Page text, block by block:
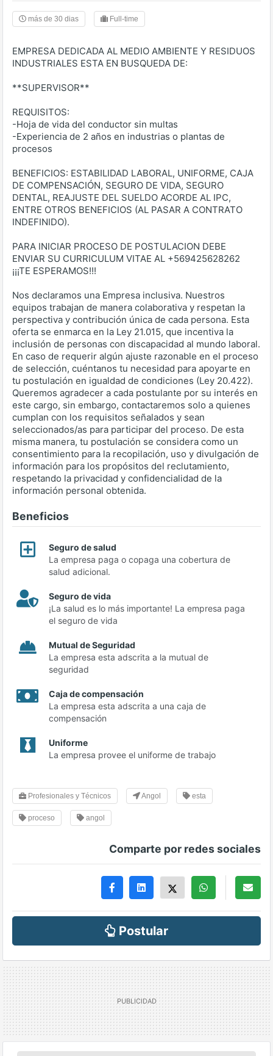
más de 30 dias Full-time
EMPRESA DEDICADA AL MEDIO AMBIENTE Y RESIDUOS
INDUSTRIALES ESTA EN BUSQUEDA DE:
**SUPERVISOR**
REQUISITOS:
-Hoja de vida del conductor sin multas
-Experiencia de 2 años en industrias o plantas de
procesos
BENEFICIOS: ESTABILIDAD LABORAL, UNIFORME, CAJA
DE COMPENSACIÓN, SEGURO DE VIDA, SEGURO
DENTAL, REAJUSTE DEL SUELDO ACORDE AL IPC,
ENTRE OTROS BENEFICIOS (AL PASAR A CONTRATO
INDEFINIDO).
PARA INICIAR PROCESO DE POSTULACION DEBE
ENVIAR SU CURRICULUM VITAE AL +569425628262
¡¡¡TE ESPERAMOS!!!
Nos declaramos una Empresa inclusiva. Nuestros
equipos trabajan de manera colaborativa y respetan la
perspectiva y contribución única de cada persona. Esta
oferta se enmarca en la Ley 21.015, que incentiva la
inclusión de personas con discapacidad al mundo laboral.
En caso de requerir algún ajuste razonable en el proceso
de selección, cuéntanos tu necesidad para apoyarte en
tu postulación en igualdad de condiciones (Ley 20.422).
Queremos agradecer a cada postulante por su interés en
este cargo, sin embargo, contactaremos solo a quienes
cumplan con los requisitos señalados y sean
seleccionados/as para participar del proceso. De esta
misma manera, tu postulación se considera como un
consentimiento para la recopilación, uso y divulgación de
información para los propósitos del reclutamiento,
respetando la privacidad y confidencialidad de la
información personal obtenida.
Beneficios
Seguro de salud
La empresa paga o copaga una cobertura de
salud adicional.
Seguro de vida
¡La salud es lo más importante! La empresa paga
el seguro de vida
Mutual de Seguridad
La empresa esta adscrita a la mutual de
seguridad
Caja de compensación
La empresa esta adscrita a una caja de
compensación
Uniforme
La empresa provee el uniforme de trabajo
Profesionales y Técnicos Angol esta
proceso angol
Comparte por redes sociales
Postular